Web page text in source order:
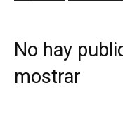
No hay
mostrar